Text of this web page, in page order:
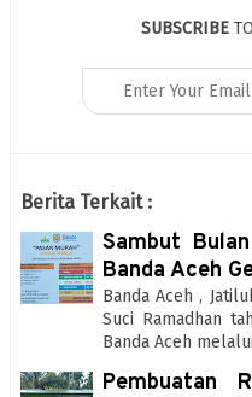
SUBSCRIBE
Berita Terkait :
Sambut
Banda Aceh
Banda Aceh ,
Suci Ramadhan
Banda Aceh
Pembuatan